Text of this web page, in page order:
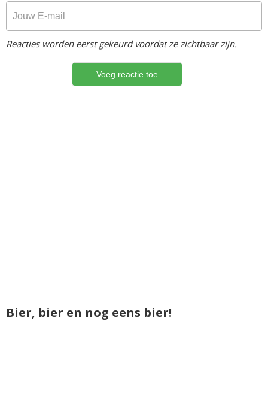
Reacties worden eerst gekeurd voordat ze zichtbaar zijn.
Bier, bier en nog eens bier!